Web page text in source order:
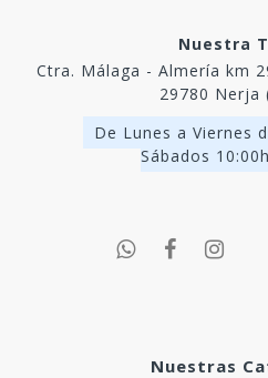
Nuestra
Ctra. Málaga - Almería km
29780 Nerja
De Lunes a Viernes
Sábados
Nuestras